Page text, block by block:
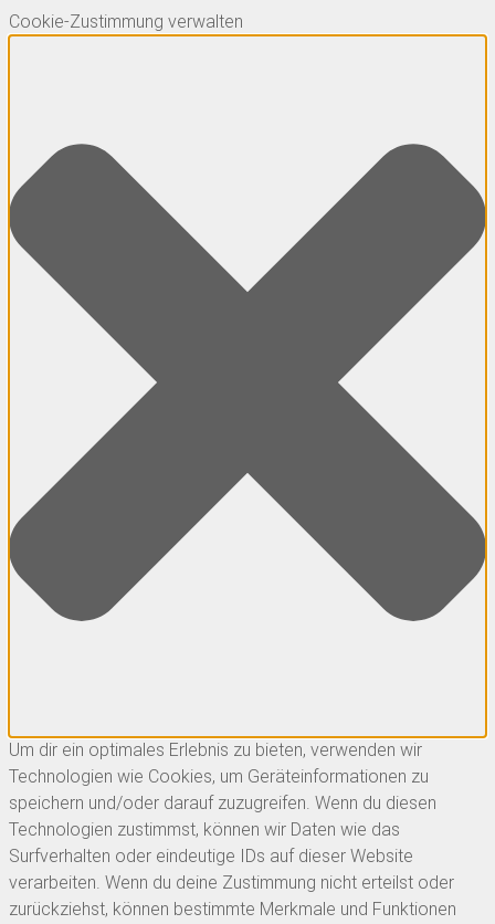
Cookie-Zustimmung verwalten
Um dir ein optimales Erlebnis zu bieten, verwenden wir
Technologien wie Cookies, um Geräteinformationen zu
speichern und/oder darauf zuzugreifen. Wenn du diesen
Technologien zustimmst, können wir Daten wie das
Surfverhalten oder eindeutige IDs auf dieser Website
verarbeiten. Wenn du deine Zustimmung nicht erteilst oder
zurückziehst, können bestimmte Merkmale und Funktionen